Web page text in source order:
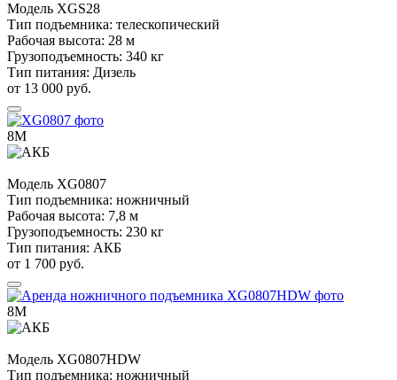
Модель XGS28
Тип подъемника: телескопический
Рабочая высота: 28 м
Грузоподъемность: 340 кг
Тип питания: Дизель
от 13 000 руб.
8М
Модель XG0807
Тип подъемника: ножничный
Рабочая высота: 7,8 м
Грузоподъемность: 230 кг
Тип питания: АКБ
от 1 700 руб.
8М
Модель XG0807HDW
Тип подъемника: ножничный